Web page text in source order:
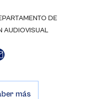
DE
AUDIOVISUAL
más